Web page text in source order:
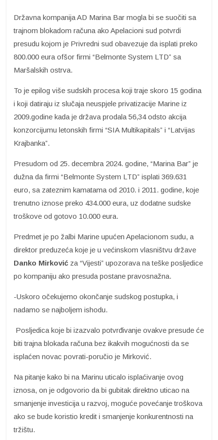
Državna kompanija AD Marina Bar mogla bi se suočiti sa
trajnom blokadom računa ako Apelacioni sud potvrdi
presudu kojom je Privredni sud obavezuje da isplati preko
800.000 eura ofšor firmi “Belmonte System LTD” sa
Maršalskih ostrva.
To je epilog više sudskih procesa koji traje skoro 15 godina
i koji datiraju iz slučaja neuspjele privatizacije Marine iz
2009.godine kada je država prodala 56,34 odsto akcija
konzorcijumu letonskih firmi “SIA Multikapitals” i “Latvijas
Krajbanka”.
Presudom od 25. decembra 2024. godine, “Marina Bar” je
dužna da firmi “Belmonte System LTD” isplati 369.631
euro, sa zateznim kamatama od 2010. i 2011. godine, koje
trenutno iznose preko 434.000 eura, uz dodatne sudske
troškove od gotovo 10.000 eura.
Predmet je po žalbi Marine upućen Apelacionom sudu, a
direktor preduzeća koje je u većinskom vlasništvu države
Danko Mirković za “Vijesti” upozorava na teške posljedice
po kompaniju ako presuda postane pravosnažna.
-Uskoro očekujemo okončanje sudskog postupka, i
nadamo se najboljem ishodu.
Posljedica koje bi izazvalo potvrđivanje ovakve presude će
biti trajna blokada računa bez ikakvih mogućnosti da se
isplaćen novac povrati-poručio je Mirković.
Na pitanje kako bi na Marinu uticalo isplaćivanje ovog
iznosa, on je odgovorio da bi gubitak direktno uticao na
smanjenje investicija u razvoj, moguće povećanje troškova
ako se bude koristio kredit i smanjenje konkurentnosti na
tržištu.